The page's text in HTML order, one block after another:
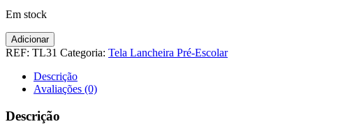
Em stock
Quantidade
de
Lancheira
para
31
Adicionar
REF: TL31 Categoria: Tela Lancheira Pré-Escolar
Descrição
Avaliações (0)
Descrição